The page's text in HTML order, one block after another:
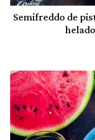
Semifreddo de